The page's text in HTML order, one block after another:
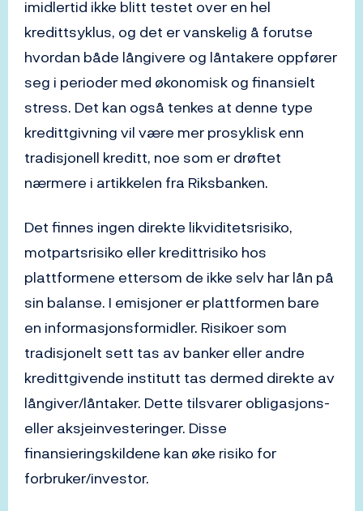
imidlertid ikke blitt testet over en hel
kredittsyklus, og det er vanskelig å forutse
hvordan både långivere og låntakere oppfører
seg i perioder med økonomisk og finansielt
stress. Det kan også tenkes at denne type
kredittgivning vil være mer prosyklisk enn
tradisjonell kreditt, noe som er drøftet
nærmere i artikkelen fra Riksbanken.
Det finnes ingen direkte likviditetsrisiko,
motpartsrisiko eller kredittrisiko hos
plattformene ettersom de ikke selv har lån på
sin balanse. I emisjoner er plattformen bare
en informasjonsformidler. Risikoer som
tradisjonelt sett tas av banker eller andre
kredittgivende institutt tas dermed direkte av
långiver/låntaker. Dette tilsvarer obligasjons-
eller aksjeinvesteringer. Disse
finansieringskildene kan øke risiko for
forbruker/investor.